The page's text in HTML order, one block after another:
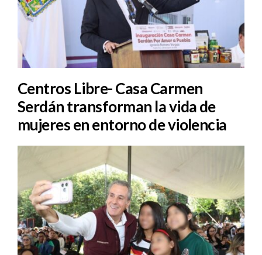
Centros Libre- Casa Carmen
Serdán transforman la vida de
mujeres en entorno de violencia